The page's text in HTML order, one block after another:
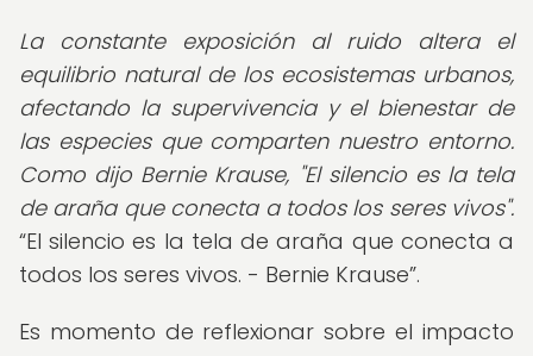
La constante exposición al ruido altera el
equilibrio natural de los ecosistemas urbanos,
afectando la supervivencia y el bienestar de
las especies que comparten nuestro entorno.
Como dijo Bernie Krause, "El silencio es la tela
de araña que conecta a todos los seres vivos".
El silencio es la tela de araña que conecta a
todos los seres vivos. - Bernie Krause .
Es momento de reflexionar sobre el impacto